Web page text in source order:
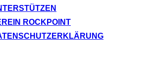
ROCKPOINT